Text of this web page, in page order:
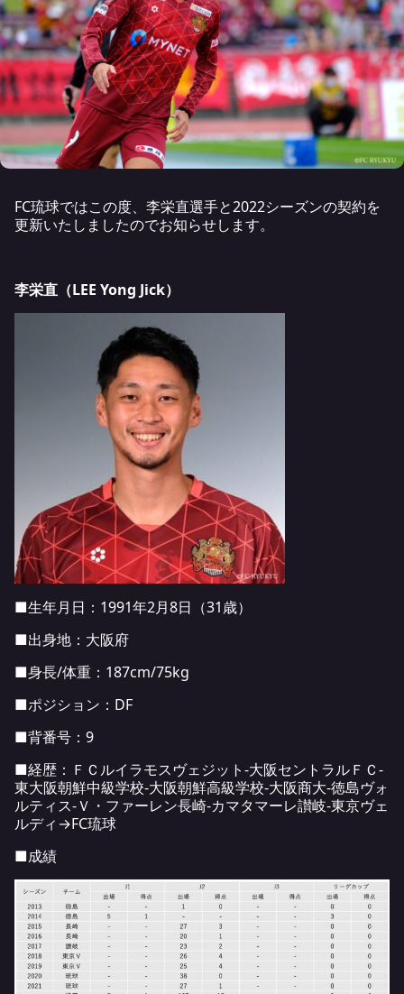
FC琉球ではこの度、李栄直選手と2022シーズンの契約を
更新いたしましたのでお知らせします。
李栄直（LEE Yong Jick）
■生年月日：1991年2月8日（31歳）
■出身地：大阪府
■身長/体重：187cm/75kg
■ポジション：DF
■背番号：9
■経歴：ＦＣルイラモスヴェジット-大阪セントラルＦＣ-
東大阪朝鮮中級学校-大阪朝鮮高級学校-大阪商大-徳島ヴォ
ルティス-Ｖ・ファーレン長崎-カマタマーレ讃岐-東京ヴェ
ルディ→FC琉球
■成績